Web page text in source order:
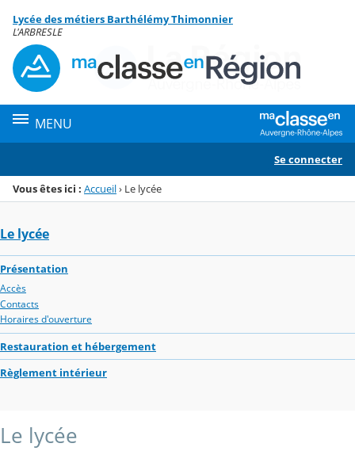
Menu de la rubrique
Contenu
Lycée des métiers Barthélémy Thimonnier
L'ARBRESLE
MENU
Se connecter
Vous êtes ici : Accueil› Le lycée
Le lycée
Présentation
Accès
Contacts
Horaires d'ouverture
Restauration et hébergement
Règlement intérieur
Le lycée